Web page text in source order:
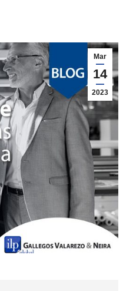
Mar
14
2023